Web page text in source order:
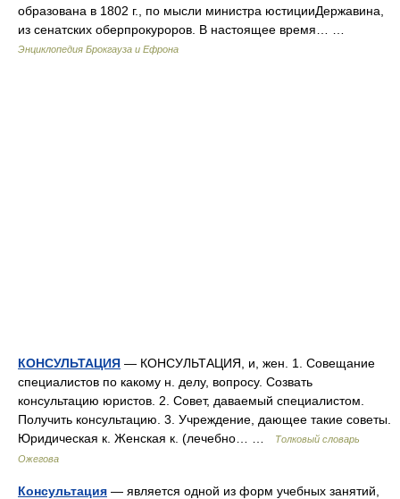
образована в 1802 г., по мысли министра юстицииДержавина,
из сенатских оберпрокуроров. В настоящее время… …
Энциклопедия Брокгауза и Ефрона
КОНСУЛЬТАЦИЯ — КОНСУЛЬТАЦИЯ, и, жен. 1. Совещание
специалистов по какому н. делу, вопросу. Созвать
консультацию юристов. 2. Совет, даваемый специалистом.
Получить консультацию. 3. Учреждение, дающее такие советы.
Юридическая к. Женская к. (лечебно… …
Толковый словарь
Ожегова
Консультация — является одной из форм учебных занятий,